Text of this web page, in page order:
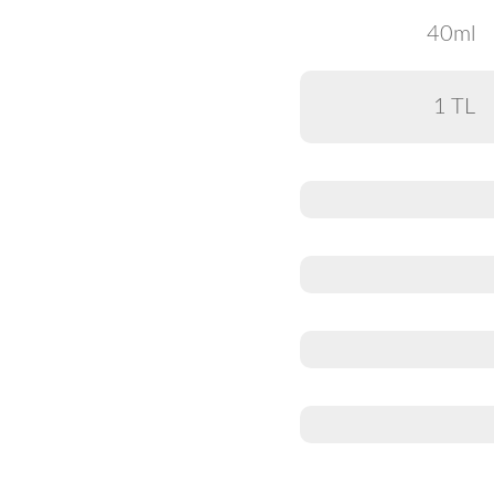
40ml
1 TL